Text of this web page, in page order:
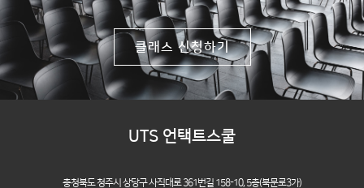
클래스 신청하기
UTS 언택트스쿨
충청북도 청주시 상당구 사직대로 361번길 158-10, 5층(북문로3가)